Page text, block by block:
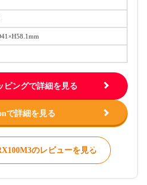
ピングで詳細を見る
で詳細を見る
のレビューを見る